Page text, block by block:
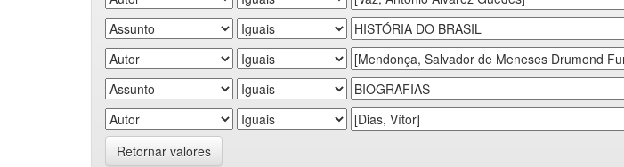
Retornar valores